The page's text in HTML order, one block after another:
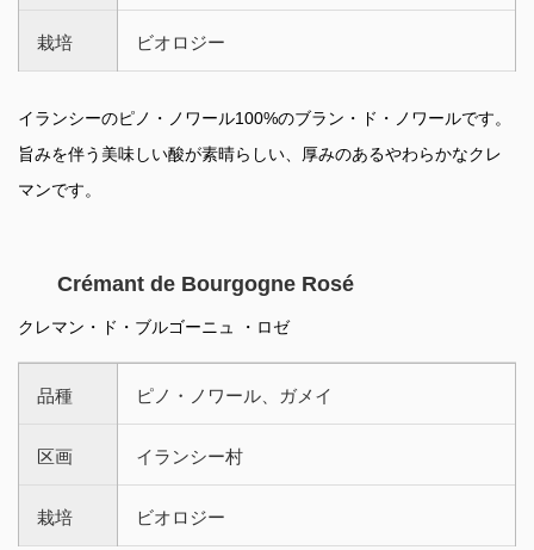
栽培 ビオロジー
イランシーのピノ・ノワール100%のブラン・ド・ノワールです。
旨みを伴う美味しい酸が素晴らしい、厚みのあるやわらかなクレ
マンです。
Crémant de Bourgogne Rosé
クレマン・ド・ブルゴーニュ ・ロゼ
品種 ピノ・ノワール、ガメイ
区画 イランシー村
栽培 ビオロジー